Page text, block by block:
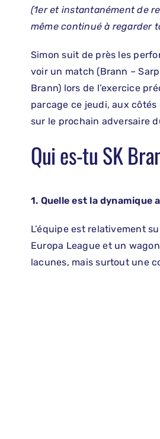
(1er et instantanément de
même continué à regarder
Simon suit de près les
voir un match (Brann –
Brann) lors de l’exercice
parcage ce jeudi, aux
sur le prochain adversaire
Qui es-tu SK
1. Quelle est la dynamique
L’équipe est relativement
Europa League et un
lacunes, mais surtout une